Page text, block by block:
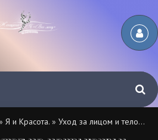
Я и Красота. » Уход за лицом и телом.